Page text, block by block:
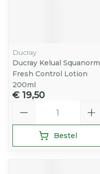
Ducray
Ducray Kelual Squanorm
Fresh Control Lotion
200ml
€ 19,50
Bestel